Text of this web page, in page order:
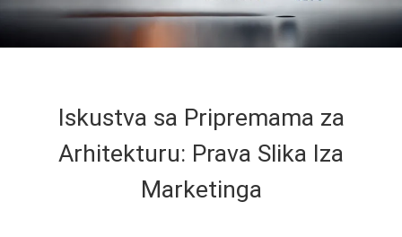
Iskustva sa Pripremama za
Arhitekturu: Prava Slika Iza
Marketinga